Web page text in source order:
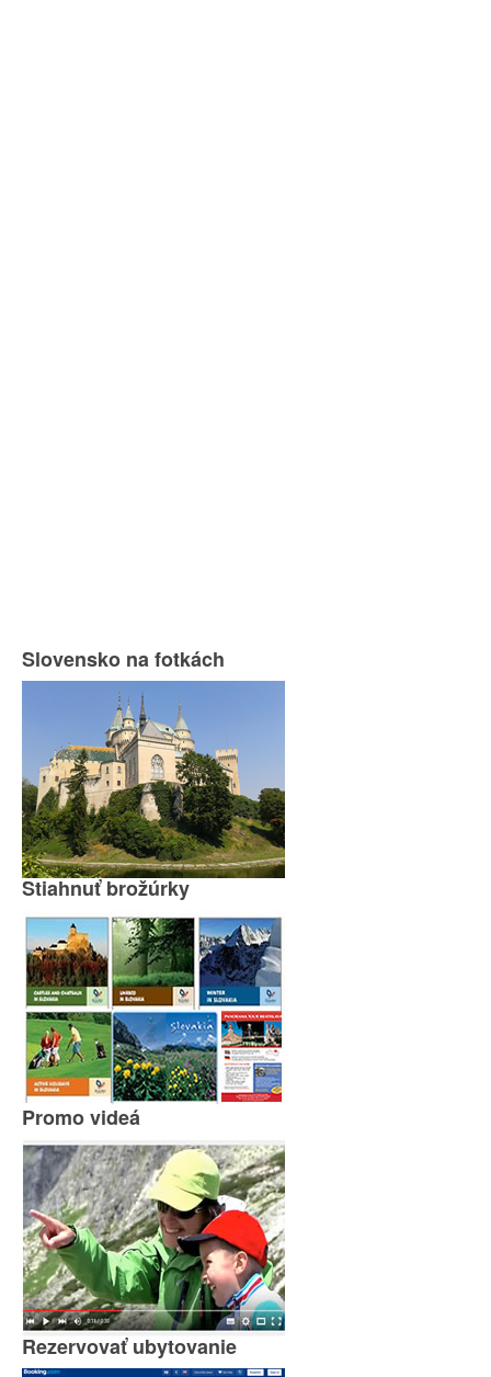
Slovensko na fotkách
Stiahnuť brožúrky
Promo videá
Rezervovať ubytovanie